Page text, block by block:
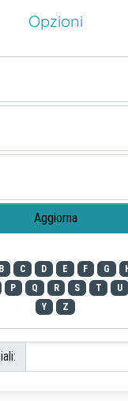
Opzioni
B C D E F G
P Q R S T U
Y
Z